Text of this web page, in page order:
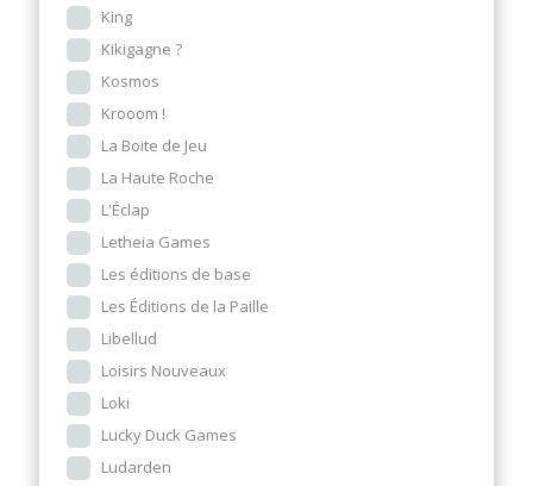
King
Kikigagne ?
Kosmos
Krooom !
La Boite de Jeu
La Haute Roche
L'Éclap
Letheia Games
Les éditions de base
Les Éditions de la Paille
Libellud
Loisirs Nouveaux
Loki
Lucky Duck Games
Ludarden